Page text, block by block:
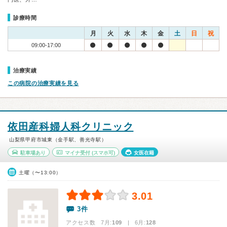
診療時間
月 火 水 木 金 土 日 祝
09:00-17:00
治療実績
この病院の治療実績を見る
依田産科婦人科クリニック
山梨県甲府市城東（金手駅、善光寺駅）
駐車場あり マイナ受付(スマホ可) 女医在籍
土曜（〜13:00）
3.01
3件
アクセス数 7月:109 | 6月:128